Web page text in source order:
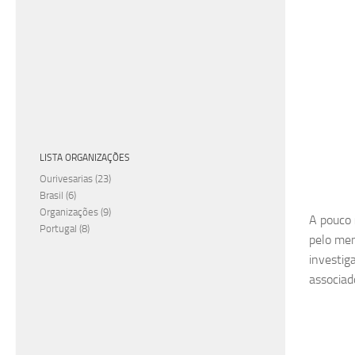
A pouco
pelo
LISTA ORGANIZAÇÕES
Ourivesarias (23)
Brasil (6)
Organizações (9)
Portugal (8)